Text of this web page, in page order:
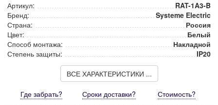
Артикул:
RAT-1A3-B
Бренд:
Systeme Electric
Страна:
Россия
Цвет:
Белый
Способ монтажа:
Накладной
Степень защиты:
IP20
ВСЕ ХАРАКТЕРИСТИКИ ...
Где забрать? Сроки доставки? Стоимость?